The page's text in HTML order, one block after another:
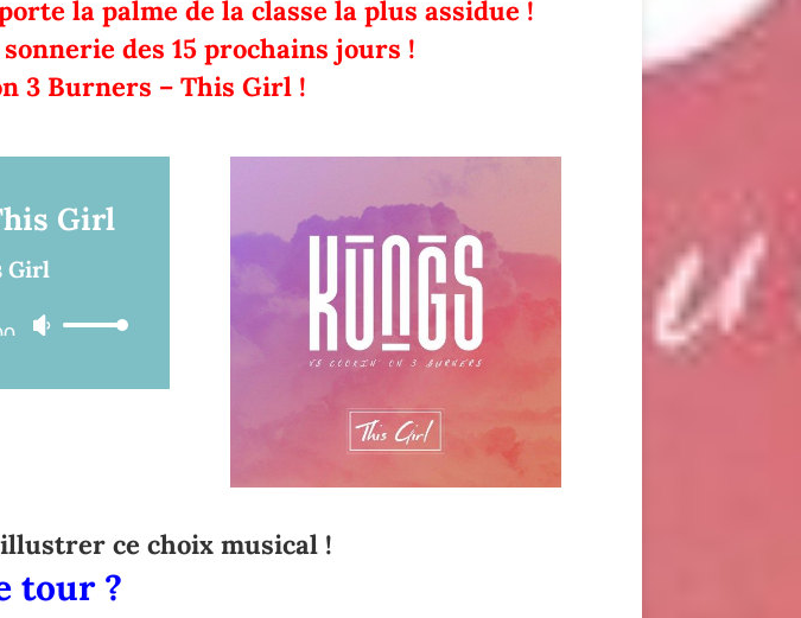
la palme de la classe la plus assidue !
des 15 prochains jours !
3 Burners – This Girl !
Girl
Girl
Utilisez
augmenter
ou
ce choix musical !
tour ?